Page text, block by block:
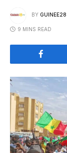
BY GUINEE28
9 MINS READ